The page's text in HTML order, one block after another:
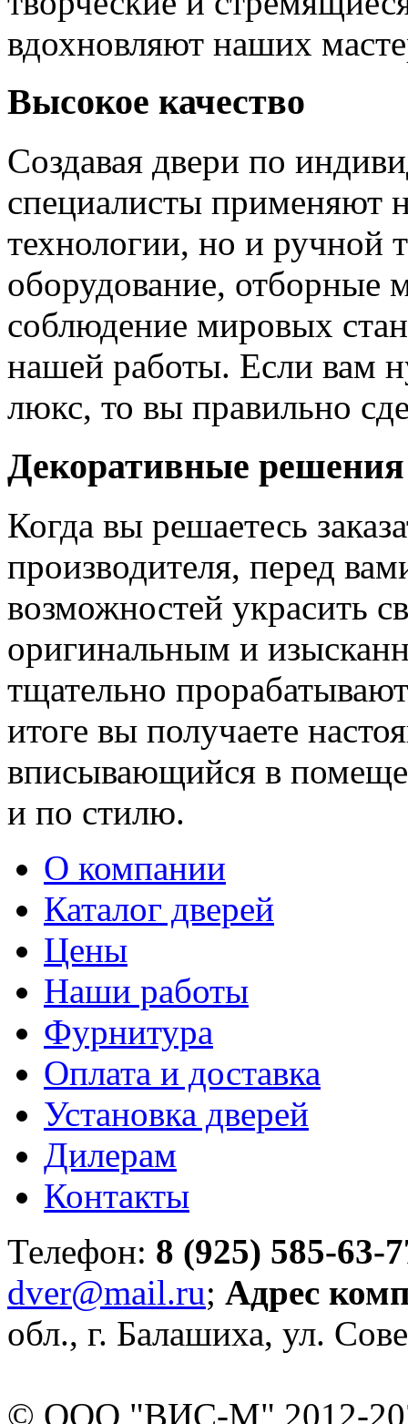
вдохновляют наших
Высокое качество
Создавая двери по
специалисты применяют
технологии, но и ручной
оборудование, отборные
соблюдение мировых
нашей работы. Если вам
люкс, то вы правильно
Декоративные решения
Когда вы решаетесь
производителя, перед
возможностей украсить
оригинальным и
тщательно
итоге вы получаете
вписывающийся в
и по стилю.
О компании
Каталог дверей
Цены
Наши работы
Фурнитура
Оплата и доставка
Установка дверей
Дилерам
Контакты
Телефон: 8 (925) 585-63-
dver@mail.ru; Адрес
обл., г. Балашиха, ул.
© ООО "ВИС-М" 2012-